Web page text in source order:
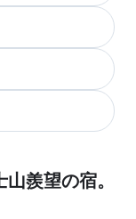
羨望の宿。